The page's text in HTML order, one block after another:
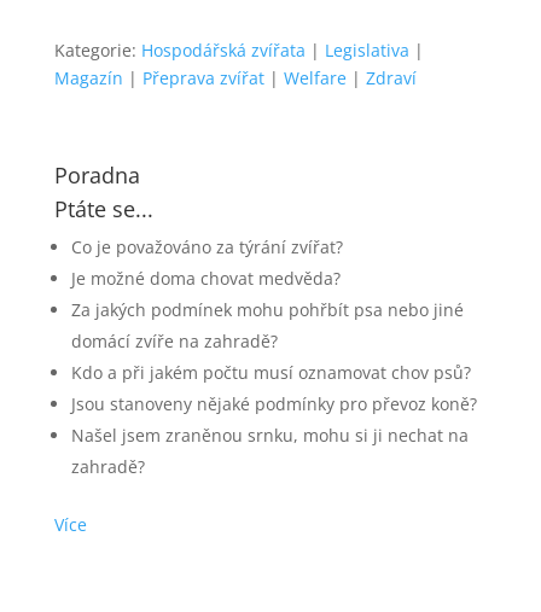
Kategorie: Hospodářská zvířata | Legislativa |
Magazín | Přeprava zvířat| Welfare| Zdraví
Poradna
Ptáte se...
Co je považováno za týrání zvířat?
Je možné doma chovat medvěda?
Za jakých podmínek mohu pohřbít psa nebo jiné
domácí zvíře na zahradě?
Kdo a při jakém počtu musí oznamovat chov psů?
Jsou stanoveny nějaké podmínky pro převoz koně?
Našel jsem zraněnou srnku, mohu si ji nechat na
zahradě?
Více